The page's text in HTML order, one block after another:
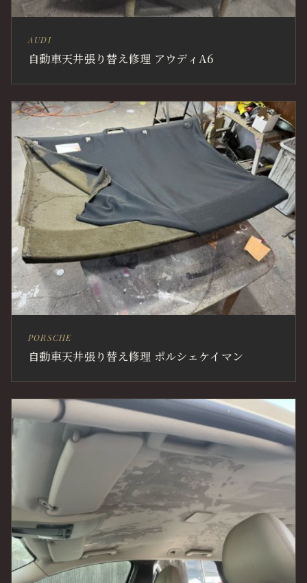
AUDI
自動車天井張り替え修理 アウディA6
PORSCHE
自動車天井張り替え修理 ポルシェケイマン